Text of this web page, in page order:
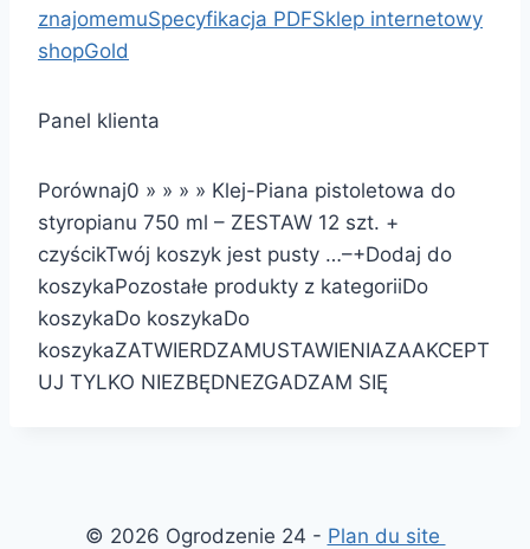
znajomemuSpecyfikacja PDFSklep internetowy
shopGold
Panel klienta
Porównaj0 » » » » Klej-Piana pistoletowa do
styropianu 750 ml – ZESTAW 12 szt. +
czyścikTwój koszyk jest pusty …–+Dodaj do
koszykaPozostałe produkty z kategoriiDo
koszykaDo koszykaDo
koszykaZATWIERDZAMUSTAWIENIAZAAKCEPT
UJ TYLKO NIEZBĘDNEZGADZAM SIĘ
© 2026 Ogrodzenie 24 - Plan du site